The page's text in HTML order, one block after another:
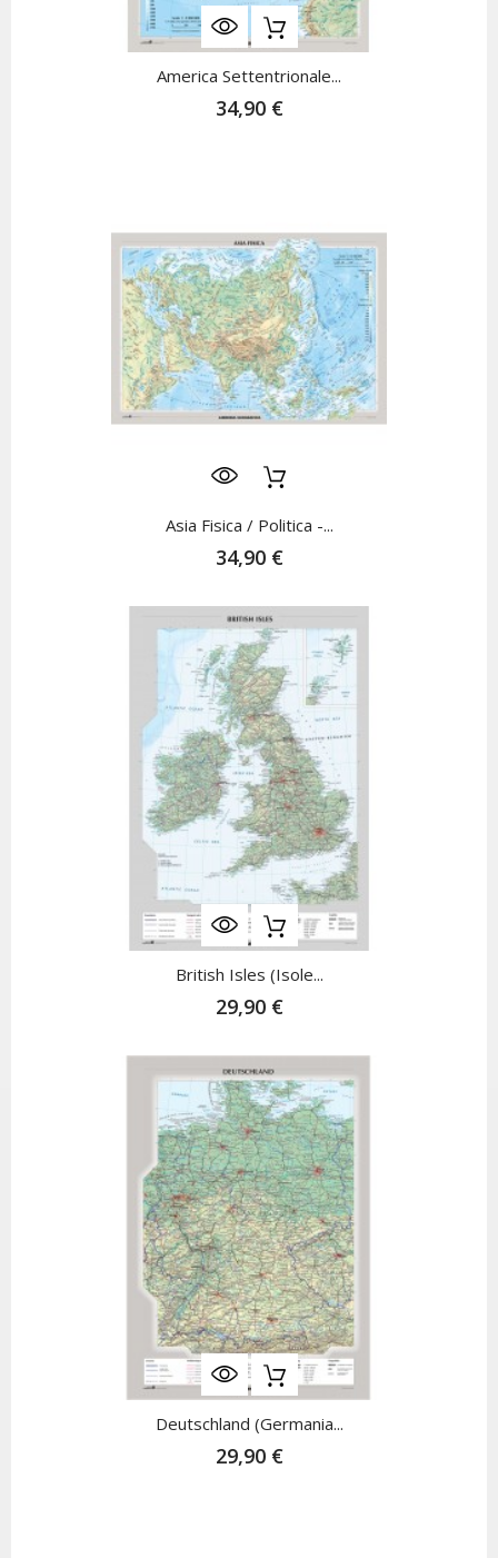
America Settentrionale...
34,90 €
Asia Fisica / Politica -...
34,90 €
British Isles (Isole...
29,90 €
Deutschland (Germania...
29,90 €